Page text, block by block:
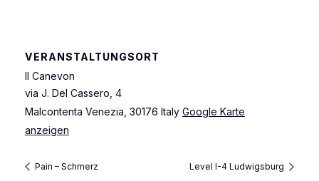
VERANSTALTUNGSORT
Il Canevon
via J. Del Cassero, 4
Malcontenta Venezia 30176 Italy Google Karte
anzeigen
Pain – Schmerz Level I-4 Ludwigsburg